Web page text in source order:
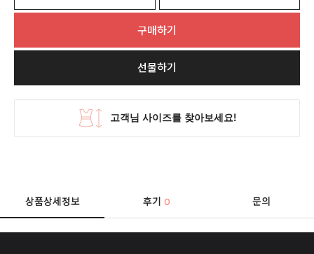
구매하기
선물하기
상품상세정보 후기0 문의